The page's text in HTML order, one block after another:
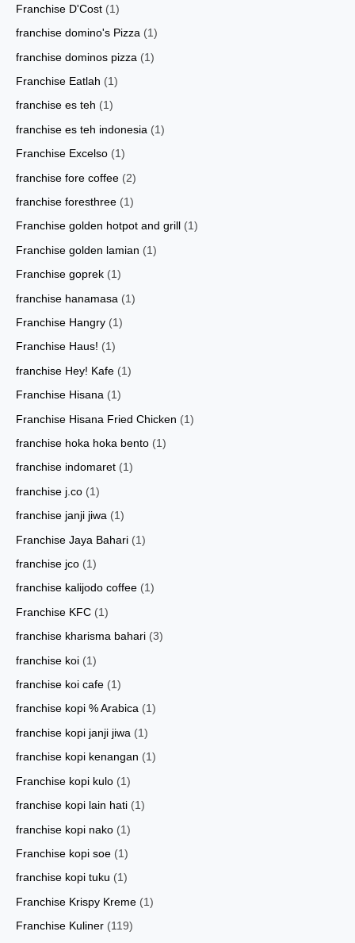
Franchise D'Cost (1)
franchise domino's Pizza (1)
franchise dominos pizza (1)
Franchise Eatlah (1)
franchise es teh (1)
franchise es teh indonesia (1)
Franchise Excelso (1)
franchise fore coffee (2)
franchise foresthree (1)
Franchise golden hotpot and grill (1)
Franchise golden lamian (1)
Franchise goprek (1)
franchise hanamasa (1)
Franchise Hangry (1)
Franchise Haus! (1)
franchise Hey! Kafe (1)
Franchise Hisana (1)
Franchise Hisana Fried Chicken (1)
franchise hoka hoka bento (1)
franchise indomaret (1)
franchise j.co (1)
franchise janji jiwa (1)
Franchise Jaya Bahari (1)
franchise jco (1)
franchise kalijodo coffee (1)
Franchise KFC (1)
franchise kharisma bahari (3)
franchise koi (1)
franchise koi cafe (1)
franchise kopi % Arabica (1)
franchise kopi janji jiwa (1)
franchise kopi kenangan (1)
Franchise kopi kulo (1)
franchise kopi lain hati (1)
franchise kopi nako (1)
Franchise kopi soe (1)
franchise kopi tuku (1)
Franchise Krispy Kreme (1)
Franchise Kuliner (119)